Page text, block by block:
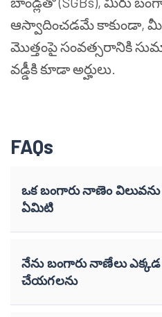
ఆస్వాదించడమే కాకుండా,
మొత్తంపై సంవత్సరానికి
వడ్డీకి కూడా అర్హులు.
FAQs
ఒక బంగారు నాణెం
ఏమిటి
నేను బంగారు నాణేలు ఎక్కడ
చేయగలను